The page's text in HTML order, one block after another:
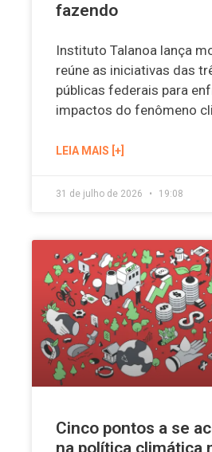
fazendo
Instituto Talanoa lança
reúne as iniciativas das
públicas federais para
impactos do fenômeno
LEIA MAIS [+]
31 de julho de 2026 19:08
Cinco pontos a se
na política climática